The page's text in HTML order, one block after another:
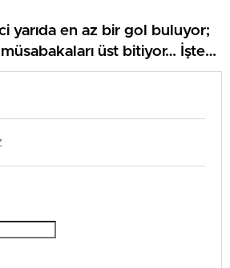
yarıda en az bir gol buluyor;
üst bitiyor… İşte